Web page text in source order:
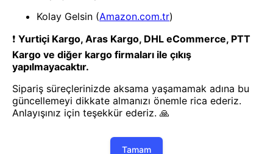
-25x25 Mm Full Çelik Kaplı
Katlamalı Büyüteç Th-9005b
-2x5x120mm 10 Ledli Masaüstü
Büyüteç